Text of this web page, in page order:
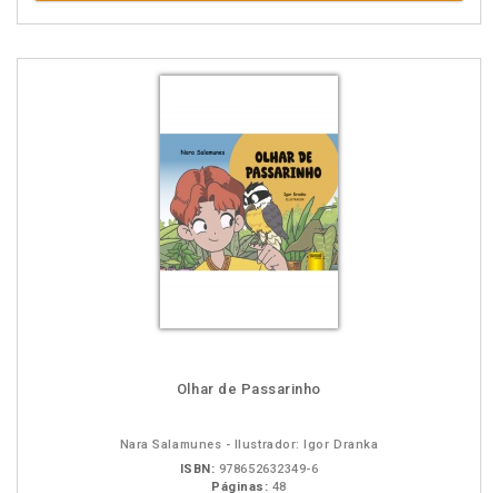
Olhar de Passarinho
Nara Salamunes - Ilustrador: Igor Dranka
ISBN: 978652632349-6
Páginas: 48